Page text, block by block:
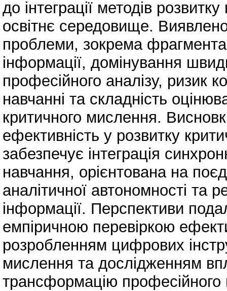
до інтеграції методів
освітнє середовище.
проблеми, зокрема
інформації, домінування
професійного аналізу, ризик
навчанні та складність
критичного мислення.
ефективність у розвитку
забезпечує інтеграція
навчання, орієнтована на
аналітичної автономності та
інформації. Перспективи
емпіричною перевіркою
розробленням цифрових
мислення та дослідженням
трансформацію професійного